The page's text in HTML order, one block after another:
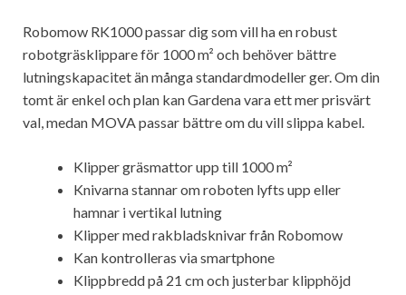
Robomow RK1000 passar dig som vill ha en robust
robotgräsklippare för 1000 m² och behöver bättre
lutningskapacitet än många standardmodeller ger. Om din
tomt är enkel och plan kan Gardena vara ett mer prisvärt
val, medan MOVA passar bättre om du vill slippa kabel.
Klipper gräsmattor upp till 1000 m²
Knivarna stannar om roboten lyfts upp eller
hamnar i vertikal lutning
Klipper med rakbladsknivar från Robomow
Kan kontrolleras via smartphone
Klippbredd på 21 cm och justerbar klipphöjd